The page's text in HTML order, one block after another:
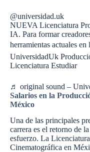
@universidad.uk
NUEVA Licenciatura
IA. Para formar
herramientas actuales
UniversidadUk
Licenciatura Estudiar
♬ original sound –
Salarios en la
México
Una de las principales
carrera es el retorno de
esfuerzo. La
Cinematográfica en